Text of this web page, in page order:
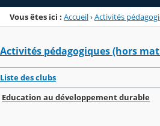
Vous êtes ici : Accueil›Activités
Activités pédagogiques (hors
Liste des clubs
Education au développement durable